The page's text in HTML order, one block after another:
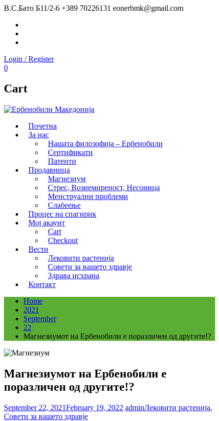
В.С.Бато Б11/2-6 +389 70226131 eonerbmk@gmail.com
Login / Register
0
Cart
Почетна
За нас
Нашата филозофија – Ербенобили
Сертификати
Патенти
Продавница
Магнезиум
Стрес, Вознемиреност, Несоница
Менструални проблеми
Слабеење
Процес на спагирик
Мој акаунт
Cart
Checkout
Вести
Лековити растенија
Совети за вашето здравје
Здрава исхрана
Контакт
Home
2021
September
22
Магнезиумот на Ербенобили е поразличен од другите!?
Магнезиумот на Ербенобили е
поразличен од другите!?
September 22, 2021February 19, 2022 adminЛековити растенија,
Совети за вашето здравје